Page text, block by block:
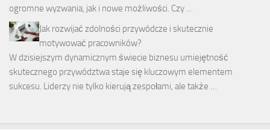
ogromne wyzwania, jak i nowe możliwości. Czy …
Jak rozwijać zdolności przywódcze i skutecznie
motywować pracowników?
W dzisiejszym dynamicznym świecie biznesu umiejętność
skutecznego przywództwa staje się kluczowym elementem
sukcesu. Liderzy nie tylko kierują zespołami, ale także …